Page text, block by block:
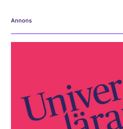
Annons